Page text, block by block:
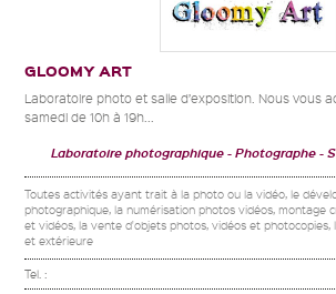
GLOOMY ART
Laboratoire photo et salle d’exposition. Nous vous
samedi de 10h à 19h...
Laboratoire photographique Photographe
Toutes activités ayant trait à la photo ou la vidéo, le
photographique, la numérisation photos vidéos, montage
et vidéos, la vente d'objets photos, vidéos et
et extérieure
Tel. :